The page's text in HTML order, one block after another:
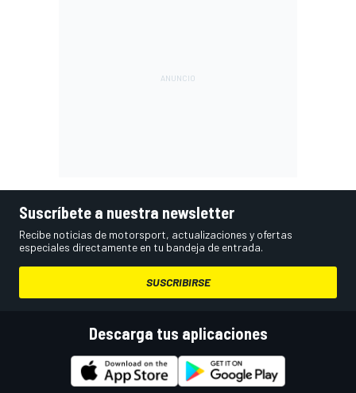
Suscríbete a nuestra newsletter
Recibe noticias de motorsport, actualizaciones y ofertas
especiales directamente en tu bandeja de entrada.
SUSCRIBIRSE
Descarga tus aplicaciones